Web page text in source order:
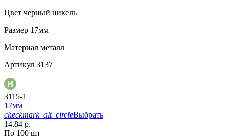
Цвет черный никель
Размер 17мм
Материал металл
Артикул 3137
3115-1
17мм
checkmark_alt_circleВыбрать
14.84 р.
По 100 шт